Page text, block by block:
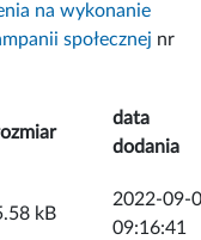
na wykonanie
społecznej nr
data
dodania
kB
2022-09-
09:16:41